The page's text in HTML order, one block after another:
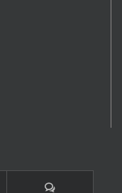
Komentari